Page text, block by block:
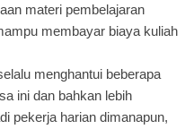
materi pembelajaran
membayar biaya kuliah
menghantui beberapa
ini dan bahkan lebih
pekerja harian dimanapun,